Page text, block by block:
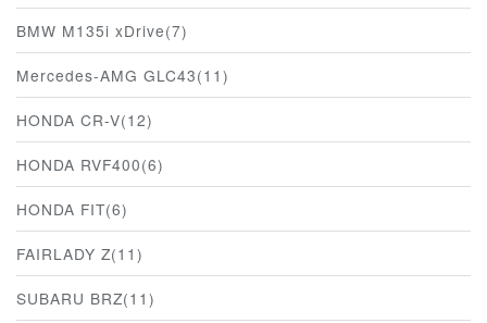
BMW M135i xDrive(7)
Mercedes-AMG GLC43(11)
HONDA CR-V(12)
HONDA RVF400(6)
HONDA FIT(6)
FAIRLADY Z(11)
SUBARU BRZ(11)